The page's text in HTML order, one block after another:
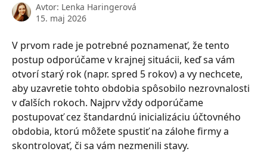
Avtor: Lenka Haringerová
15. maj 2026
V prvom rade je potrebné poznamenať, že tento
postup odporúčame v krajnej situácii, keď sa vám
otvorí starý rok (napr. spred 5 rokov) a vy nechcete,
aby uzavretie tohto obdobia spôsobilo nezrovnalosti
v ďalších rokoch. Najprv vždy odporúčame
postupovať cez štandardnú inicializáciu účtovného
obdobia, ktorú môžete spustiť na zálohe firmy a
skontrolovať, či sa vám nezmenili stavy.